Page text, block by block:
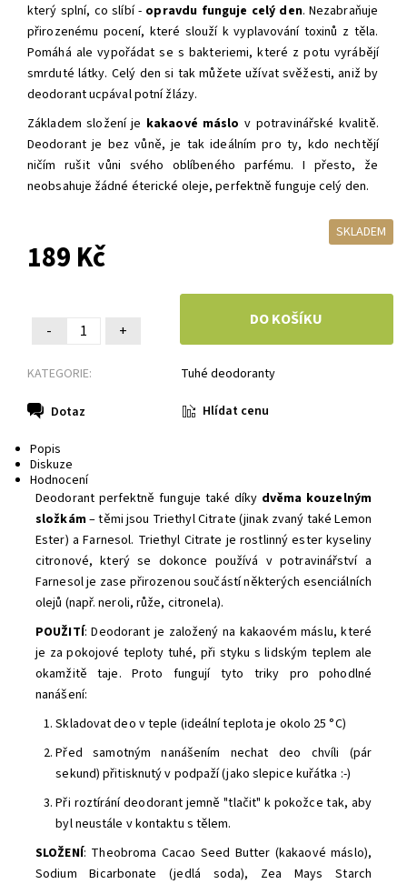
který splní, co slíbí - opravdu funguje celý den. Nezabraňuje
přirozenému pocení, které slouží k vyplavování toxinů z těla.
Pomáhá ale vypořádat se s bakteriemi, které z potu vyrábějí
smrduté látky. Celý den si tak můžete užívat svěžesti, aniž by
deodorant ucpával potní žlázy.
Základem složení je kakaové máslo v potravinářské kvalitě.
Deodorant je bez vůně, je tak ideálním pro ty, kdo nechtějí
ničím rušit vůni svého oblíbeného parfému. I přesto, že
neobsahuje žádné éterické oleje, perfektně funguje celý den.
SKLADEM
189 Kč
- +
KATEGORIE: Tuhé deodoranty
Dotaz Hlídat cenu
Popis
Diskuze
Hodnocení
Deodorant perfektně funguje také díky dvěma kouzelným
složkám– těmi jsou Triethyl Citrate (jinak zvaný také Lemon
Ester) a Farnesol. Triethyl Citrate je rostlinný ester kyseliny
citronové, který se dokonce používá v potravinářství a
Farnesol je zase přirozenou součástí některých esenciálních
olejů (např. neroli, růže, citronela).
POUŽITÍ: Deodorant je založený na kakaovém máslu, které
je za pokojové teploty tuhé, při styku s lidským teplem ale
okamžitě taje. Proto fungují tyto triky pro pohodlné
nanášení:
Skladovat deo v teple (ideální teplota je okolo 25 °C)
Před samotným nanášením nechat deo chvíli (pár
sekund) přitisknutý v podpaží (jako slepice kuřátka :-)
Při roztírání deodorant jemně "tlačit" k pokožce tak, aby
byl neustále v kontaktu s tělem.
SLOŽENÍ: Theobroma Cacao Seed Butter (kakaové máslo),
Sodium Bicarbonate (jedlá soda), Zea Mays Starch